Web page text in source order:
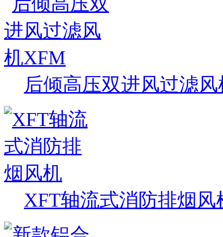
后倾高压双进风过滤
XFT轴流式消防排烟风